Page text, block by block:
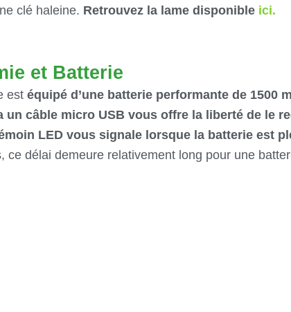
clé haleine. Retrouvez la lame disponible ici.
et Batterie
est équipé d’une batterie performante de 1500
un câble micro USB vous offre la liberté de le
LED vous signale lorsque la batterie est
ce délai demeure relativement long pour une